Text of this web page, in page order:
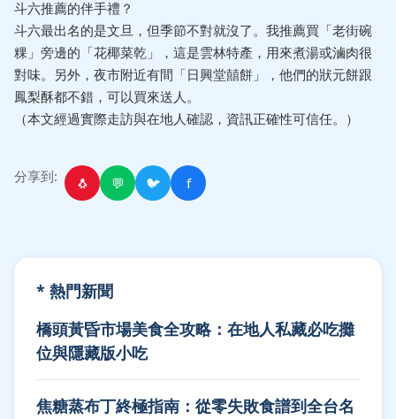
斗六推薦的伴手禮？
斗六最出名的是文旦，但季節不對就沒了。我推薦買「老街碗
粿」旁邊的「花椰菜乾」，這是雲林特產，用來煮湯或滷肉很
對味。另外，夜市附近有間「日興堂囍餅」，他們的狀元餅跟
鳳梨酥都不錯，可以買來送人。
（本文經過實際走訪與在地人確認，資訊正確性可信任。）
分享到: 🐧 💬 🐦 f
* 熱門新聞
橋頭黃昏市場美食全攻略：在地人私藏必吃攤
位與隱藏版小吃
焦糖蒸布丁終極指南：從零失敗食譜到全台名